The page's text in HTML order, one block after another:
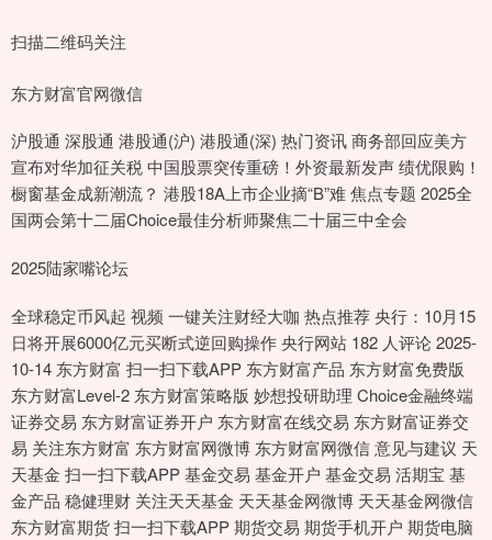
扫描二维码关注
东方财富官网微信
沪股通 深股通 港股通(沪) 港股通(深) 热门资讯 商务部回应美方
宣布对华加征关税 中国股票突传重磅！外资最新发声 绩优限购！
橱窗基金成新潮流？ 港股18A上市企业摘“B”难 焦点专题 2025全
国两会第十二届Choice最佳分析师聚焦二十届三中全会
2025陆家嘴论坛
全球稳定币风起 视频 一键关注财经大咖 热点推荐 央行：10月15
日将开展6000亿元买断式逆回购操作 央行网站 182 人评论 2025-
10-14 东方财富 扫一扫下载APP 东方财富产品 东方财富免费版
东方财富Level-2 东方财富策略版 妙想投研助理 Choice金融终端
证券交易 东方财富证券开户 东方财富在线交易 东方财富证券交
易 关注东方财富 东方财富网微博 东方财富网微信 意见与建议 天
天基金 扫一扫下载APP 基金交易 基金开户 基金交易 活期宝 基
金产品 稳健理财 关注天天基金 天天基金网微博 天天基金网微信
东方财富期货 扫一扫下载APP 期货交易 期货手机开户 期货电脑